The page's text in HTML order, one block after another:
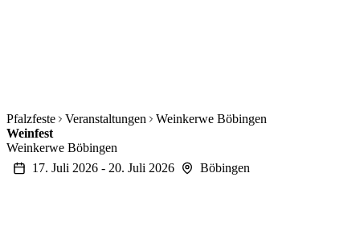
Pfalzfeste Veranstaltungen
Weinkerwe Böbingen
Weinfest
Weinkerwe Böbingen
17. Juli 2026 - 20. Juli 2026
Böbingen